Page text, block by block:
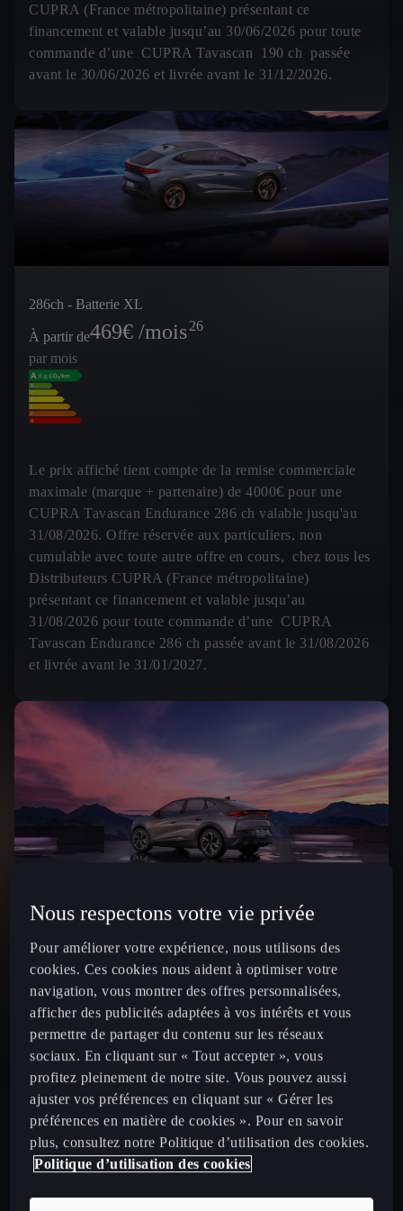
CUPRA (France métropolitaine) présentant ce
financement et valable jusqu’au 30/06/2026 pour toute
commande d’une CUPRA Tavascan 190 ch passée
avant le 30/06/2026 et livrée avant le 31/12/2026.
286ch - Batterie XL
À partir de469€ /mois26
par mois
Le prix affiché tient compte de la remise commerciale
maximale (marque + partenaire) de 4000€ pour une
CUPRA Tavascan Endurance 286 ch valable jusqu'au
31/08/2026. Offre réservée aux particuliers, non
cumulable avec toute autre offre en cours, chez tous les
Distributeurs CUPRA (France métropolitaine)
présentant ce financement et valable jusqu’au
31/08/2026 pour toute commande d’une CUPRA
Tavascan Endurance 286 ch passée avant le 31/08/2026
et livrée avant le 31/01/2027.
Batterie 77 kWh – 340 ch⁷
À partir de799€ /mois27
par mois
Le prix affiché tient compte de la remise commerciale
maximale (marque + partenaire) de 4000€ pour une
CUPRA Tavascan VZ 340 ch 4Drive valable jusqu'au
Nous respectons votre vie privée
Pour améliorer votre expérience, nous utilisons des
cookies. Ces cookies nous aident à optimiser votre
navigation, vous montrer des offres personnalisées,
afficher des publicités adaptées à vos intérêts et vous
permettre de partager du contenu sur les réseaux
sociaux. En cliquant sur « Tout accepter », vous
profitez pleinement de notre site. Vous pouvez aussi
ajuster vos préférences en cliquant sur « Gérer les
préférences en matière de cookies ». Pour en savoir
plus, consultez notre Politique d’utilisation des cookies.
Politique d’utilisation des cookies